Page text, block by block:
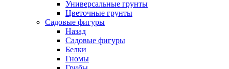
Универсальные грунты
Цветочные грунты
Садовые фигуры
Назад
Садовые фигуры
Белки
Гномы